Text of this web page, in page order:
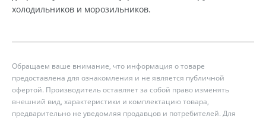
холодильников и морозильников.
Обращаем ваше внимание, что информация о товаре
предоставлена для ознакомления и не является публичной
офертой. Производитель оставляет за собой право изменять
внешний вид, характеристики и комплектацию товара,
предварительно не уведомляя продавцов и потребителей. Для